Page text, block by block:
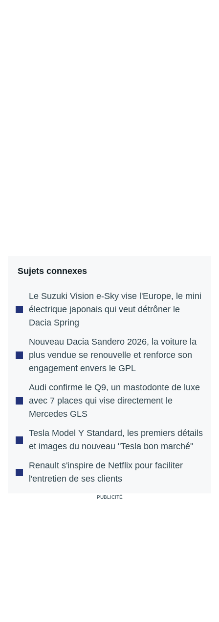
Sujets connexes
Le Suzuki Vision e-Sky vise l'Europe, le mini
électrique japonais qui veut détrôner le
Dacia Spring
Nouveau Dacia Sandero 2026, la voiture la
plus vendue se renouvelle et renforce son
engagement envers le GPL
Audi confirme le Q9, un mastodonte de luxe
avec 7 places qui vise directement le
Mercedes GLS
Tesla Model Y Standard, les premiers détails
et images du nouveau "Tesla bon marché"
Renault s'inspire de Netflix pour faciliter
l'entretien de ses clients